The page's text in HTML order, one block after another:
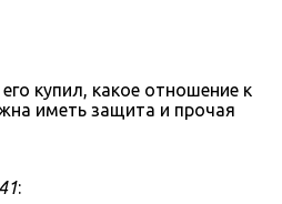
купил, какое отношение к
иметь защита и прочая
: